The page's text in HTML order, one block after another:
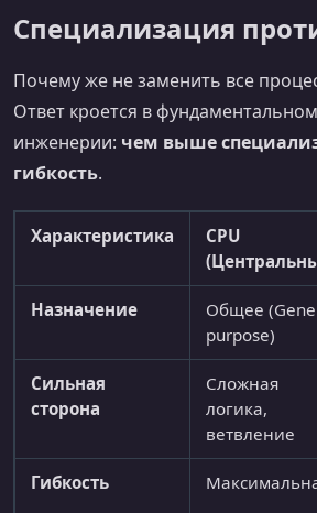
Специализация
Почему же не заменить все
Ответ кроется в
инженерии: чем выше
гибкость.
Характеристика
CPU
Назначение
Общее
purpose)
Сильная
сторона
Сложная
логика,
ветвление
Гибкость